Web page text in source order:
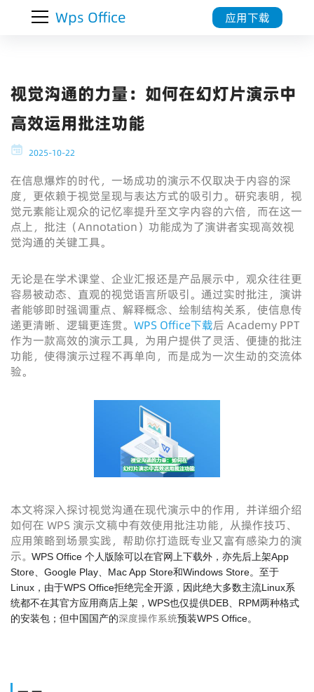
Wps Office 应用下载
视觉沟通的力量：如何在幻灯片演示中
高效运用批注功能
2025-10-22
在信息爆炸的时代，一场成功的演示不仅取决于内容的深
度，更依赖于视觉呈现与表达方式的吸引力。研究表明，视
觉元素能让观众的记忆率提升至文字内容的六倍，而在这一
点上，批注（Annotation）功能成为了演讲者实现高效视
觉沟通的关键工具。
无论是在学术课堂、企业汇报还是产品展示中，观众往往更
容易被动态、直观的视觉语言所吸引。通过实时批注，演讲
者能够即时强调重点、解释概念、绘制结构关系，使信息传
递更清晰、逻辑更连贯。 WPS Office下载后 Academy PPT
作为一款高效的演示工具，为用户提供了灵活、便捷的批注
功能，使得演示过程不再单向，而是成为一次生动的交流体
验。
本文将深入探讨视觉沟通在现代演示中的作用，并详细介绍
如何在 WPS 演示文稿中有效使用批注功能，从操作技巧、
应用策略到场景实践，帮助你打造既专业又富有感染力的演
示。 WPS Office 个人版除可以在官网上下载外，亦先后上架App
Store、Google Play、Mac App Store和Windows Store。至于
Linux，由于WPS Office拒绝完全开源，因此绝大多数主流Linux系
统都不在其官方应用商店上架，WPS也仅提供DEB、RPM两种格式
的安装包；但中国国产的深度操作系统预装WPS Office。